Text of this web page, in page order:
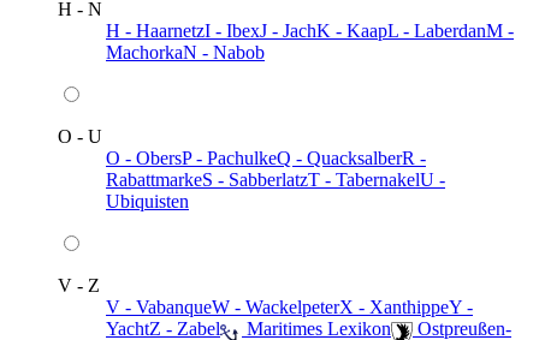
H - N
H - HaarnetzI - IbexJ - JachK - KaapL - LaberdanM -
MachorkaN - Nabob
O - U
O - ObersP - PachulkeQ - QuacksalberR -
RabattmarkeS - SabberlatzT - TabernakelU -
Ubiquisten
V - Z
V - VabanqueW - WackelpeterX - XanthippeY -
YachtZ - Zabel ️ Maritimes Lexikon
️ Ostpreußen-